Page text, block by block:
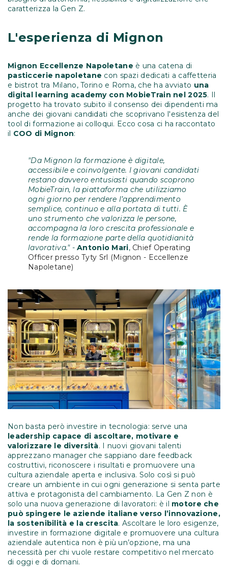
caratterizza la Gen Z.
L'esperienza di Mignon
Mignon Eccellenze Napoletane è una catena di
pasticcerie napoletane con spazi dedicati a caffetteria
e bistrot tra Milano, Torino e Roma, che ha avviato una
digital learning academy con MobieTrain nel 2025. Il
progetto ha trovato subito il consenso dei dipendenti ma
anche dei giovani candidati che scoprivano l'esistenza del
tool di formazione ai colloqui. Ecco cosa ci ha raccontato
il COO di Mignon:
"Da Mignon la formazione è digitale,
accessibile e coinvolgente. I giovani candidati
restano davvero entusiasti quando scoprono
MobieTrain, la piattaforma che utilizziamo
ogni giorno per rendere l’apprendimento
semplice, continuo e alla portata di tutti. È
uno strumento che valorizza le persone,
accompagna la loro crescita professionale e
rende la formazione parte della quotidianità
lavorativa." -Antonio Mari, Chief Operating
Officer presso Tyty Srl (Mignon - Eccellenze
Napoletane)
Non basta però investire in tecnologia: serve una
leadership capace di ascoltare, motivare e
valorizzare le diversità. I nuovi giovani talenti
apprezzano manager che sappiano dare feedback
costruttivi, riconoscere i risultati e promuovere una
cultura aziendale aperta e inclusiva. Solo così si può
creare un ambiente in cui ogni generazione si senta parte
attiva e protagonista del cambiamento. La Gen Z non è
solo una nuova generazione di lavoratori: è il motore che
può spingere le aziende italiane verso l’innovazione,
la sostenibilità e la crescita. Ascoltare le loro esigenze,
investire in formazione digitale e promuovere una cultura
aziendale autentica non è più un’opzione, ma una
necessità per chi vuole restare competitivo nel mercato
di oggi e di domani.